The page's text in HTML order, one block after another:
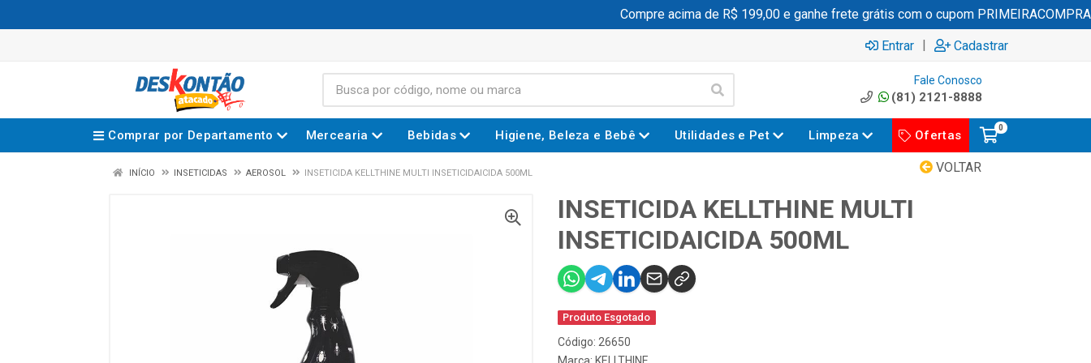
Compre acima de R$ 199,00 e ganhe frete grátis com o cupom PRIMEIRACOMPRA
Entrar | Cadastrar
Fale Conosco
(81) 2121-8888
Comprar por Departamento Mercearia Bebidas Higiene, Beleza e Bebê Utilidades e Pet Limpeza Ofertas
0
VOLTAR
INÍCIO INSETICIDAS AEROSOL INSETICIDA KELLTHINE MULTI INSETICIDAICIDA 500ML
INSETICIDA KELLTHINE MULTI
INSETICIDAICIDA 500ML
Produto Esgotado
Código: 26650